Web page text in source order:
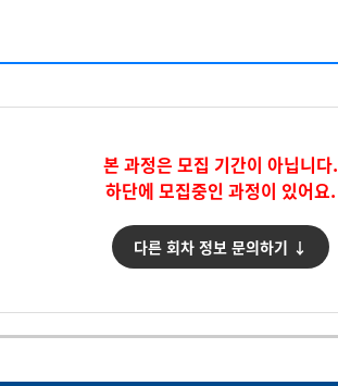
본 과정은 모집 기간이 아닙니다.
하단에 모집중인 과정이 있어요.
다른 회차 정보 문의하기 ↓